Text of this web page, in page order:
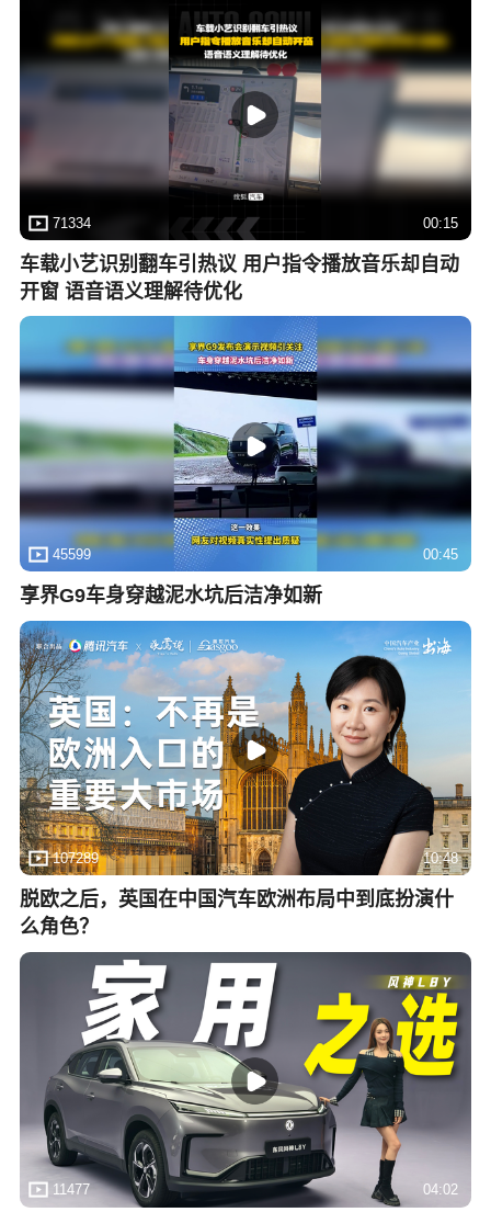
71334 00:15
车载小艺识别翻车引热议 用户指令播放音乐却自动
开窗 语音语义理解待优化
45599 00:45
享界G9车身穿越泥水坑后洁净如新
107289 10:48
脱欧之后，英国在中国汽车欧洲布局中到底扮演什
么角色？
11477 04:02